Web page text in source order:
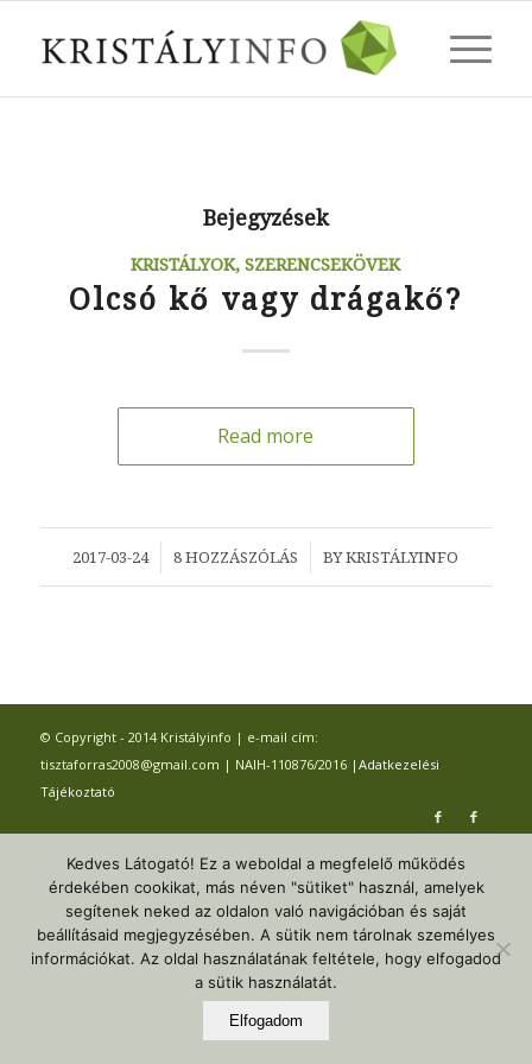
Bejegyzések
KRISTÁLYOK, SZERENCSEKÖVEK
Olcsó kő vagy drágakő?
Read more
2017-03-24
/ 8 HOZZÁSZÓLÁS
/ BYKRISTÁLYINFO
© Copyright - 2014 Kristályinfo | e-mail cím:
tisztaforras2008@gmail.com | NAIH-110876/2016 | Adatkezelési
Tájékoztató
Kedves Látogató! Ez a weboldal a megfelelő működés
érdekében cookikat, más néven "sütiket" használ, amelyek
segítenek neked az oldalon való navigációban és saját
beállításaid megjegyzésében. A sütik nem tárolnak személyes
információkat. Az oldal használatának feltétele, hogy elfogadod
a sütik használatát.
Elfogadom